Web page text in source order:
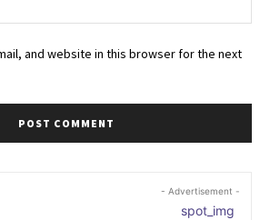
and website in this browser for the next
- Advertisement -